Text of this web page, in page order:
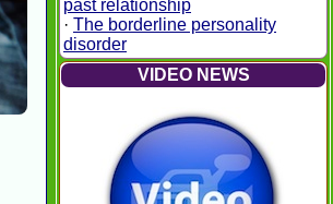
past relationship
· The borderline personality
disorder
VIDEO NEWS